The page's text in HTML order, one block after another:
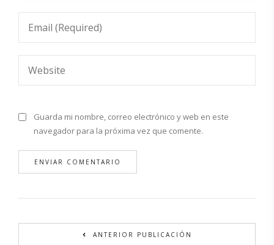
Guarda mi nombre, correo electrónico y web en este
navegador para la próxima vez que comente.
ANTERIOR PUBLICACIÓN